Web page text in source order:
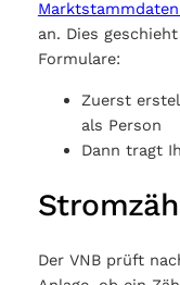
an. Dies
Formulare:
Zuerst
als Person
Dann tragt
Der VNB prüft